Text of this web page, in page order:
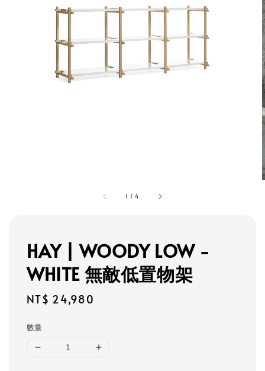
1 /4
HAY | WOODY LOW -
WHITE 無敵低置物架
Regular
NT$ 24,980
數量